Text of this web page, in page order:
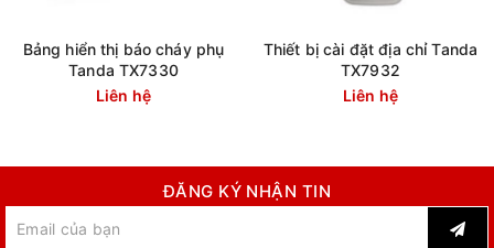
Bảng hiển thị báo cháy phụ
Tanda TX7330
Liên hệ
Thiết bị cài đặt địa chỉ Tanda
TX7932
Liên hệ
ĐĂNG KÝ NHẬN TIN